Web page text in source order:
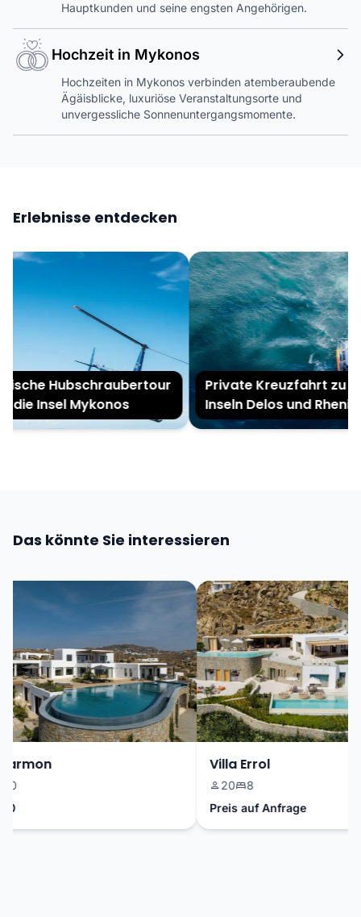
Hauptkunden und seine engsten Angehörigen.
Hochzeit in Mykonos
Hochzeiten in Mykonos verbinden atemberaubende
Ägäisblicke, luxuriöse Veranstaltungsorte und
unvergessliche Sonnenuntergangsmomente.
Erlebnisse entdecken
Hubschraubertour
Insel Mykonos
Private Kreuzfahrt zu den
Inseln Delos und Rhenia
Das könnte Sie interessieren
Villa Errol
20
8
Preis auf Anfrage